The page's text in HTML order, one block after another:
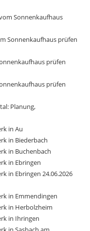
Sonnenkaufhaus
Sonnenkaufhaus prüfen
prüfen
prüfen
Planung,
in Au
in Biederbach
in Buchenbach
in Ebringen
in Ebringen 24.06.2026
in Emmendingen
in Herbolzheim
in Ihringen